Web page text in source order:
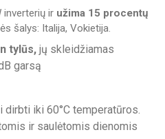
inverterių ir užima 15 procentų
šalys: Italija, Vokietija.
tylūs, jų skleidžiamas
garsą
dirbti iki 60°C temperatūros.
ir saulėtomis dienomis